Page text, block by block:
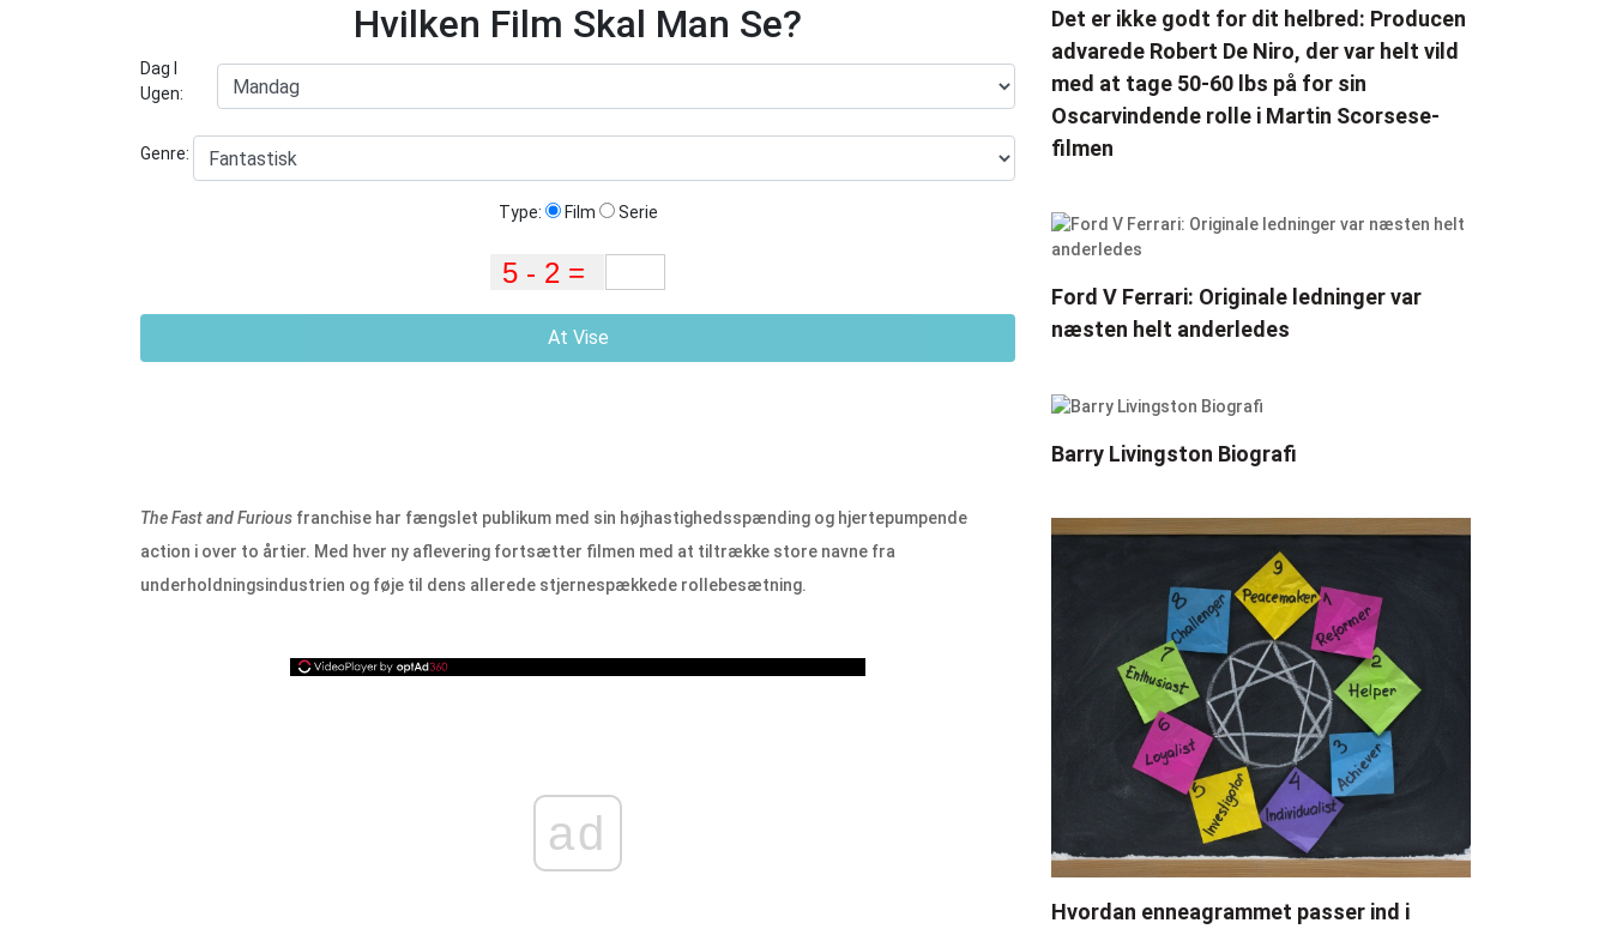
Hvilken Film Skal Man Se?
Dag I
Ugen:
Genre:
Type: Film Serie
At Vise
The Fast and Furious franchise har fængslet publikum med sin højhastighedsspænding og hjertepumpende
action i over to årtier. Med hver ny aflevering fortsætter filmen med at tiltrække store navne fra
underholdningsindustrien og føje til dens allerede stjernespækkede rollebesætning.
ad
Det er ikke godt for dit helbred: Producen
advarede Robert De Niro, der var helt vild
med at tage 50-60 lbs på for sin
Oscarvindende rolle i Martin Scorsese-
filmen
Ford V Ferrari: Originale ledninger var
næsten helt anderledes
Barry Livingston Biografi
Hvordan enneagrammet passer ind i